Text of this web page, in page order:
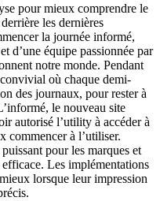
pour mieux comprendre le
les dernières
la journée informé,
d’une équipe passionnée par
notre monde. Pendant
où chaque demi-
des journaux, pour rester à
le nouveau site
autorisé l’utility à accéder à
commencer à l’utiliser.
pour les marques et
efficace. Les implémentations
lorsque leur impression